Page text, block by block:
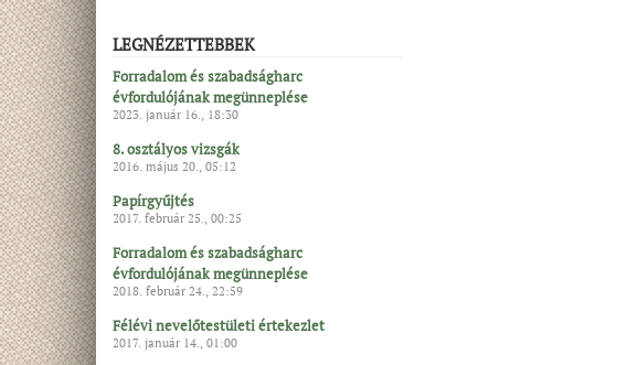
LEGNÉZETTEBBEK
Forradalom és szabadságharc
évfordulójának megünneplése
2023. január 16., 18:30
8. osztályos vizsgák
2016. május 20., 05:12
Papírgyűjtés
2017. február 25., 00:25
Forradalom és szabadságharc
évfordulójának megünneplése
2018. február 24., 22:59
Félévi nevelőtestületi értekezlet
2017. január 14., 01:00